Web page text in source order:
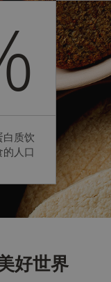
白质饮
的人口
好世界